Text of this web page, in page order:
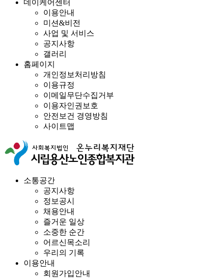
데이케어센터
이용안내
미션&비전
사업 및 서비스
공지사항
갤러리
홈페이지
개인정보처리방침
이용규정
이메일무단수집거부
이용자인권보호
안전보건 경영방침
사이트맵
소통공간
공지사항
정보공시
채용안내
즐거운 일상
소중한 순간
어르신목소리
우리의 기록
이용안내
회원가입안내